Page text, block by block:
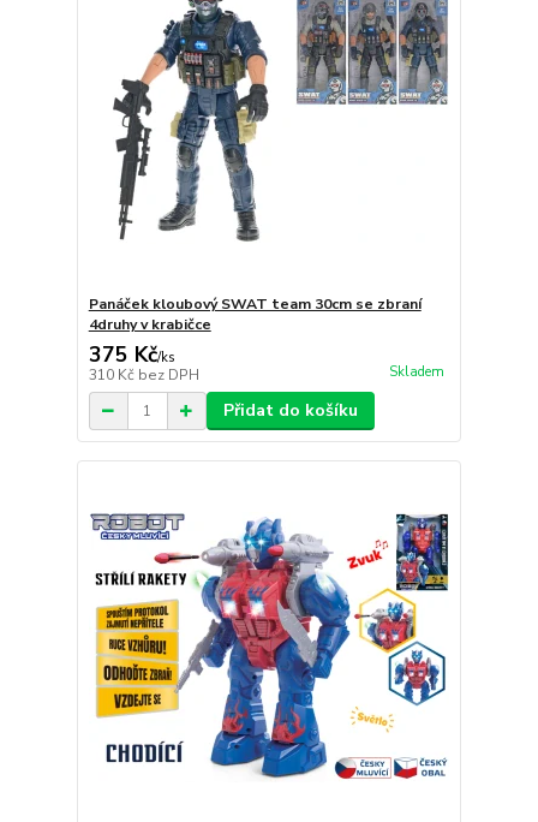
Panáček kloubový SWAT team 30cm se zbraní
4druhy v krabičce
375 Kč/ks
310 Kč bez DPH Skladem
Přidat do košíku